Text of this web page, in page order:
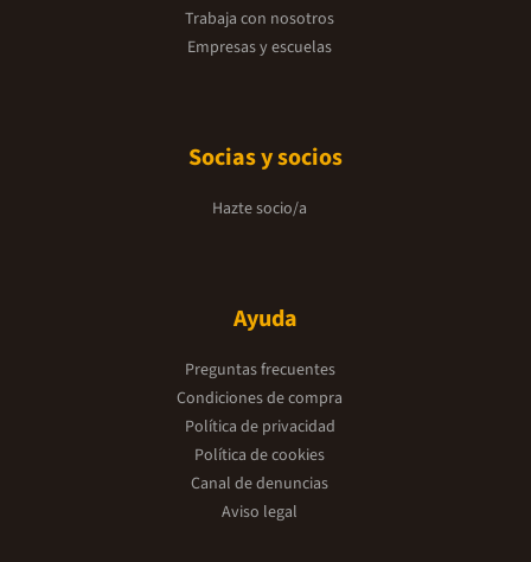
Trabaja con nosotros
Empresas y escuelas
Socias y socios
Hazte socio/a
Ayuda
Preguntas frecuentes
Condiciones de compra
Política de privacidad
Política de cookies
Canal de denuncias
Aviso legal